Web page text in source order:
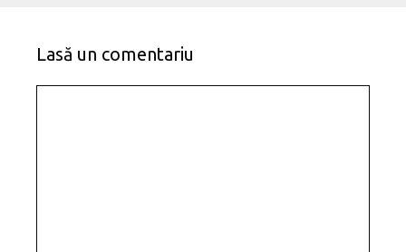
Lasă un comentariu